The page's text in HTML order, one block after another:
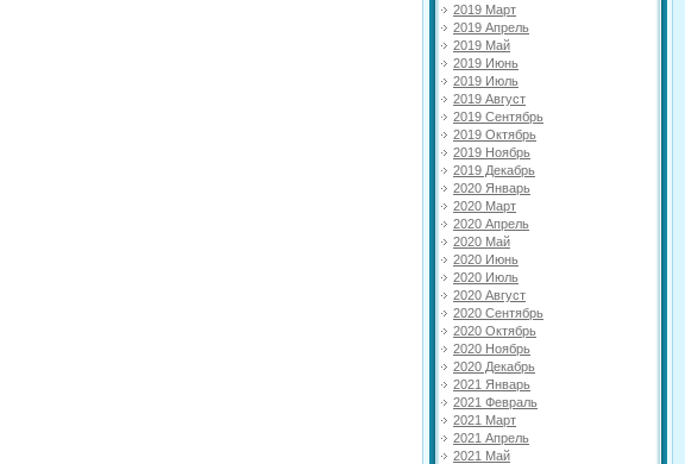
2019 Март
2019 Апрель
2019 Май
2019 Июнь
2019 Июль
2019 Август
2019 Сентябрь
2019 Октябрь
2019 Ноябрь
2019 Декабрь
2020 Январь
2020 Март
2020 Апрель
2020 Май
2020 Июнь
2020 Июль
2020 Август
2020 Сентябрь
2020 Октябрь
2020 Ноябрь
2020 Декабрь
2021 Январь
2021 Февраль
2021 Март
2021 Апрель
2021 Май